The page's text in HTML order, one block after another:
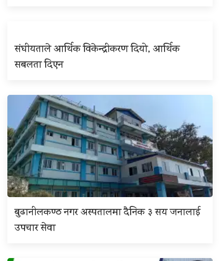
संघीयताले आर्थिक विकेन्द्रीकरण दियो, आर्थिक
सबलता दिएन
बुढानीलकण्ठ नगर अस्पतालमा दैनिक ३ सय जनालाई
उपचार सेवा